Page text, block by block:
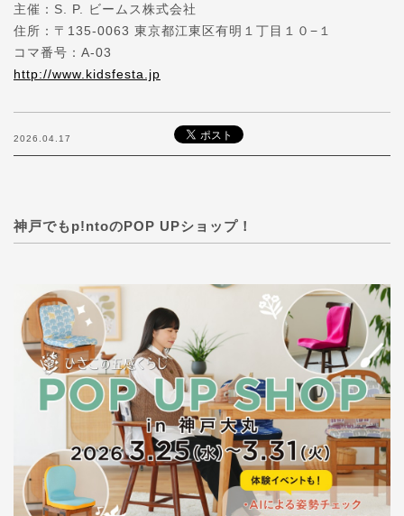
主催：S. P. ビームス株式会社
住所：〒135-0063 東京都江東区有明１丁目１０−１
コマ番号：A-03
http://www.kidsfesta.jp
2026.04.17
神戸でもp!ntoのPOP UPショップ！